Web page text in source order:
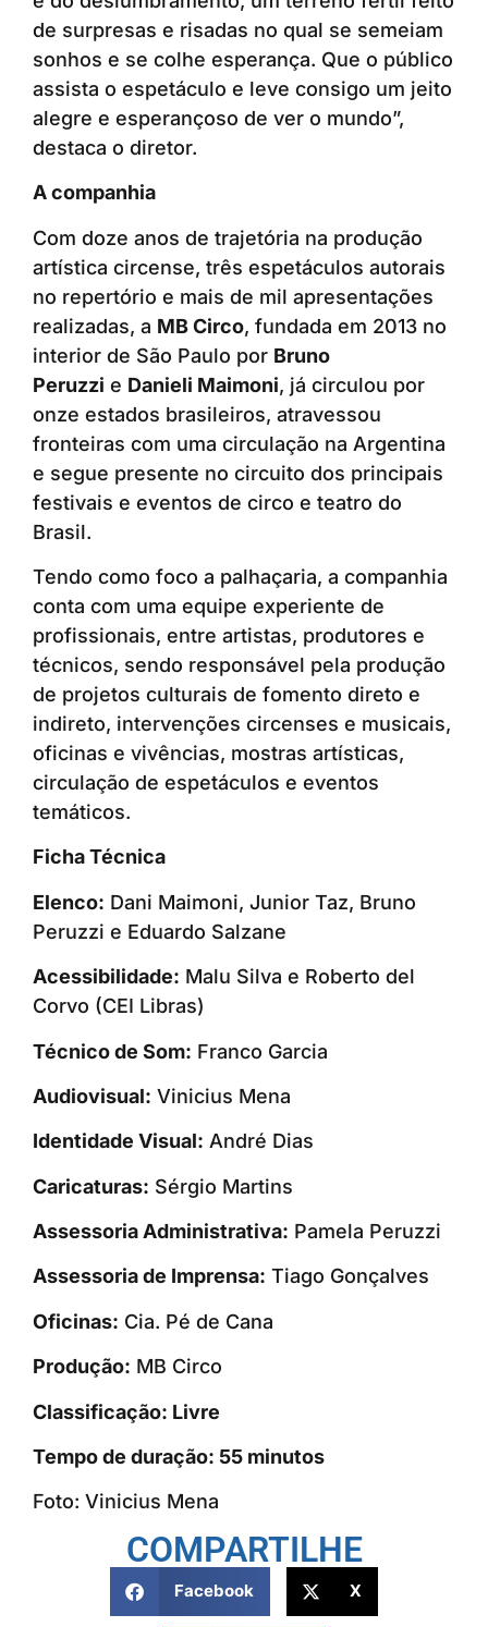
de surpresas e risadas no qual se semeiam
sonhos e se colhe esperança. Que o público
assista o espetáculo e leve consigo um jeito
alegre e esperançoso de ver o mundo”,
destaca o diretor.
A companhia
Com doze anos de trajetória na produção
artística circense, três espetáculos autorais
no repertório e mais de mil apresentações
realizadas, a MB Circo, fundada em 2013 no
interior de São Paulo por Bruno
Peruzzi e Danieli Maimoni, já circulou por
onze estados brasileiros, atravessou
fronteiras com uma circulação na Argentina
e segue presente no circuito dos principais
festivais e eventos de circo e teatro do
Brasil.
Tendo como foco a palhaçaria, a companhia
conta com uma equipe experiente de
profissionais, entre artistas, produtores e
técnicos, sendo responsável pela produção
de projetos culturais de fomento direto e
indireto, intervenções circenses e musicais,
oficinas e vivências, mostras artísticas,
circulação de espetáculos e eventos
temáticos.
Ficha Técnica
Elenco: Dani Maimoni, Junior Taz, Bruno
Peruzzi e Eduardo Salzane
Acessibilidade: Malu Silva e Roberto del
Corvo (CEI Libras)
Técnico de Som: Franco Garcia
Audiovisual: Vinicius Mena
Identidade Visual: André Dias
Caricaturas: Sérgio Martins
Assessoria Administrativa: Pamela Peruzzi
Assessoria de Imprensa: Tiago Gonçalves
Oficinas: Cia. Pé de Cana
Produção: MB Circo
Classificação: Livre
Tempo de duração: 55 minutos
Foto: Vinicius Mena
COMPARTILHE
Facebook X